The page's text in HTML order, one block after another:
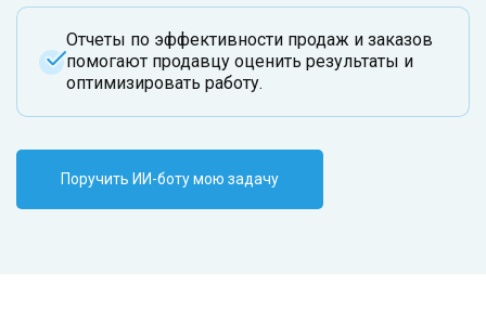
Отчеты по эффективности продаж и заказов
помогают продавцу оценить результаты и
оптимизировать работу.
Поручить ИИ-боту мою задачу